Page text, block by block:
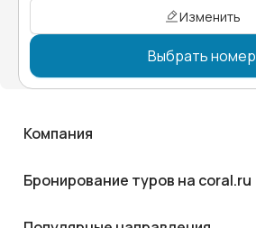
Изменить
Выбрать номер
Компания
Бронирование туров на coral.ru